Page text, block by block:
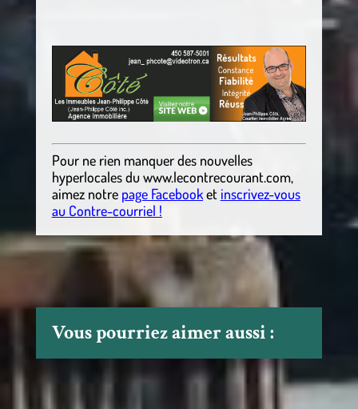
Pour ne rien manquer des nouvelles
hyperlocalesdu www.lecontrecourant.com,
aimez notre page Facebooket inscrivez-vous
au Contre-courriel !
Vous pourriez aimer aussi :